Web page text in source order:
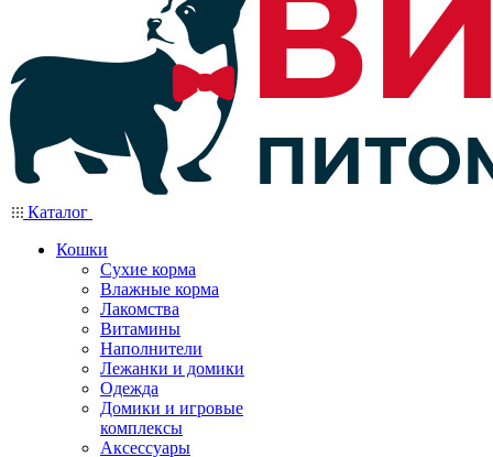
Каталог
Кошки
Сухие корма
Влажные корма
Лакомства
Витамины
Наполнители
Лежанки и домики
Одежда
Домики и игровые
комплексы
Аксессуары